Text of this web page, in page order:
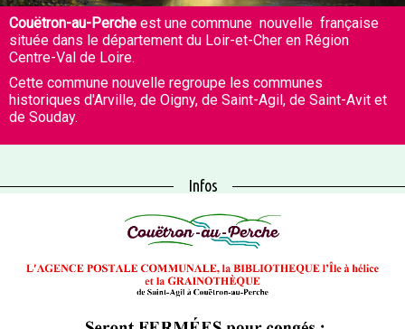
Couëtron-au-Perche est une commune nouvelle française
située dans le département du Loir-et-Cher en Région
Centre-Val de Loire.
Cette commune nouvelle regroupe les communes
historiques d'Arville, de Oigny, de Saint-Agil, de Saint-Avit et
de Souday.
Infos